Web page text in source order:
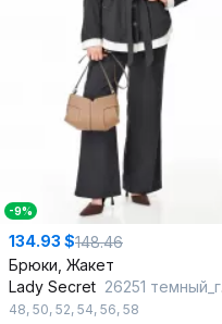
-9%
134.93 $148.46
Брюки, Жакет
Lady Secret 26251 темный_графит
48, 50, 52, 54, 56, 58